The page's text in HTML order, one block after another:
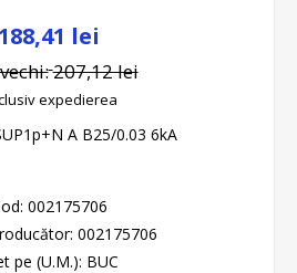
188,41 lei
207,12 lei
expedierea
A B25/0.03 6kA
002175706
002175706
pe (U.M.): BUC